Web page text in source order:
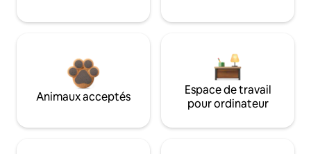
Animaux acceptés
Espace de travail
pour ordinateur